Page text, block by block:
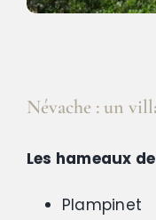
Névache : un
Les hameaux
Plampinet